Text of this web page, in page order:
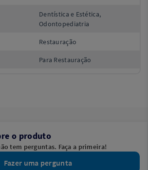
Dentística e Estética,
Odontopediatria
Restauração
Para Restauração
o produto
tem perguntas. Faça a primeira!
Fazer uma pergunta